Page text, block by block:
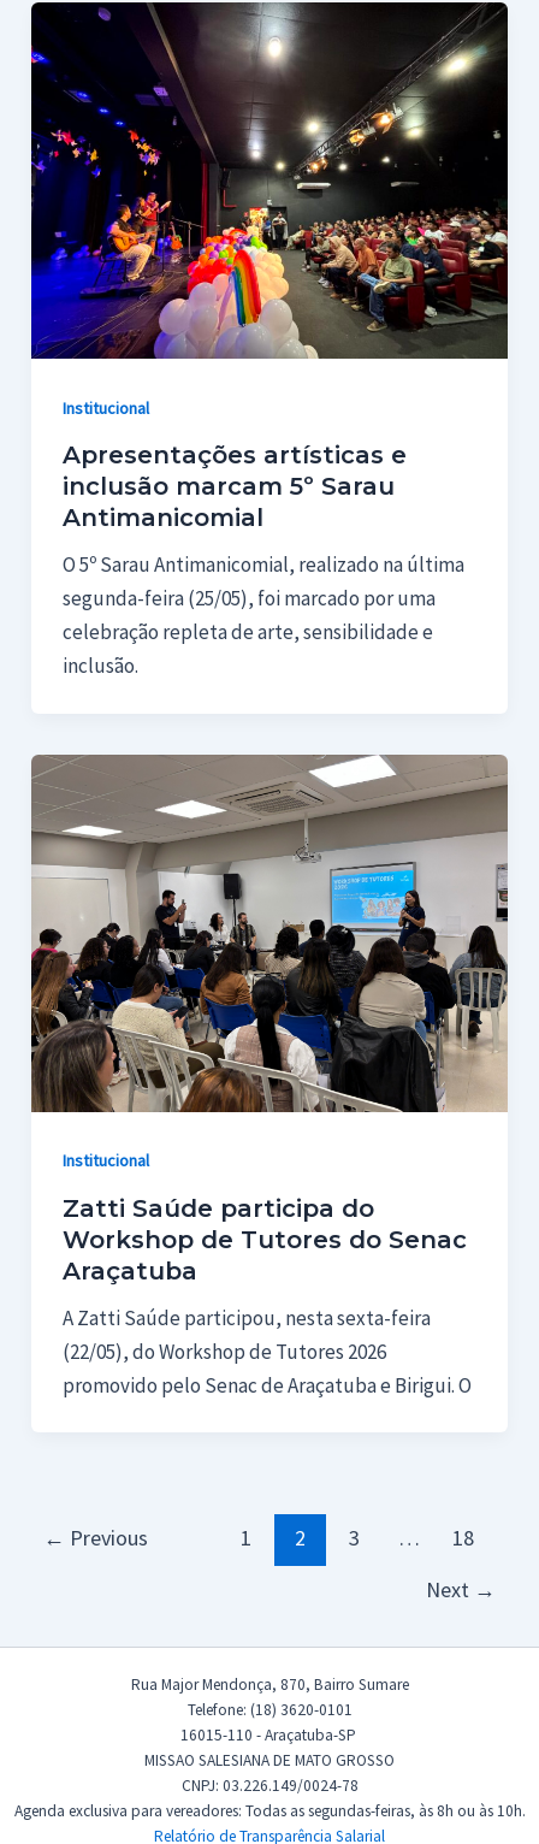
Institucional
Apresentações artísticas e
inclusão marcam 5º Sarau
Antimanicomial
O 5º Sarau Antimanicomial, realizado na última
segunda-feira (25/05), foi marcado por uma
celebração repleta de arte, sensibilidade e
inclusão.
Institucional
Zatti Saúde participa do
Workshop de Tutores do Senac
Araçatuba
A Zatti Saúde participou, nesta sexta-feira
(22/05), do Workshop de Tutores 2026
promovido pelo Senac de Araçatuba e Birigui. O
Paginação
← Previous 1 2 3 …
18
Next →
Rua Major Mendonça, 870, Bairro Sumare
Telefone: (18) 3620-0101
16015-110 - Araçatuba-SP
MISSAO SALESIANA DE MATO GROSSO
CNPJ: 03.226.149/0024-78
Agenda exclusiva para vereadores: Todas as segundas-feiras, às 8h ou às 10h.
Relatório de Transparência Salarial